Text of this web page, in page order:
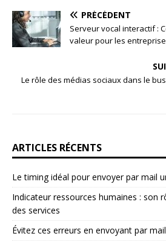
PRÉCÉDENT
Serveur vocal interactif :
valeur pour les
Le rôle des médias sociaux dans le
ARTICLES RÉCENTS
Le timing idéal pour envoyer par mail
Indicateur ressources humaines : son
des services
Évitez ces erreurs en envoyant par